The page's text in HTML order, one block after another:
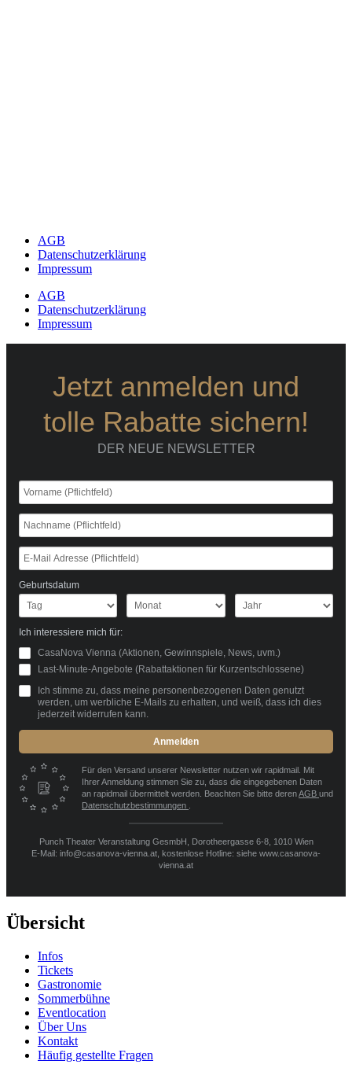
AGB
Datenschutzerklärung
Impressum
AGB
Datenschutzerklärung
Impressum
Jetzt anmelden und
tolle Rabatte sichern!
DER NEUE NEWSLETTER
Geburtsdatum
Ich interessiere mich für:
CasaNova Vienna (Aktionen, Gewinnspiele, News, uvm.)
Last-Minute-Angebote (Rabattaktionen für Kurzentschlossene)
Ich stimme zu, dass meine personenbezogenen Daten genutzt
werden, um werbliche E-Mails zu erhalten, und weiß, dass ich dies
jederzeit widerrufen kann.
Anmelden
Für den Versand unserer Newsletter nutzen wir rapidmail. Mit
Ihrer Anmeldung stimmen Sie zu, dass die eingegebenen Daten
an rapidmail übermittelt werden. Beachten Sie bitte derenAGB und
Datenschutzbestimmungen
Punch Theater Veranstaltung GesmbH, Dorotheergasse 6-8, 1010 Wien
E-Mail: info@casanova-vienna.at, kostenlose Hotline: siehe www.casanova-
vienna.at
Übersicht
Infos
Tickets
Gastronomie
Sommerbühne
Eventlocation
Über Uns
Kontakt
Häufig gestellte Fragen